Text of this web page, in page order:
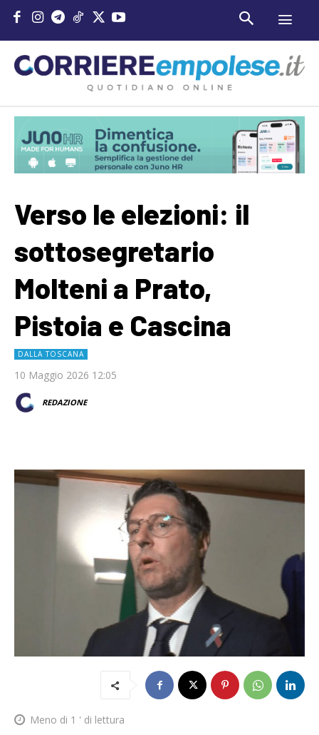
Verso le elezioni: il
sottosegretario
Molteni a Prato,
Pistoia e Cascina
DALLA TOSCANA
10 Maggio 2026 12:05
REDAZIONE
Meno di 1 ' di lettura